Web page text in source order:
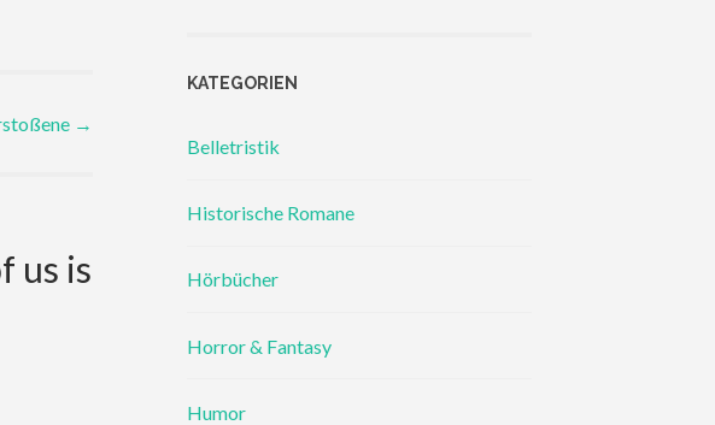
→
us is
KATEGORIEN
Belletristik
Historische Romane
Hörbücher
Horror & Fantasy
Humor